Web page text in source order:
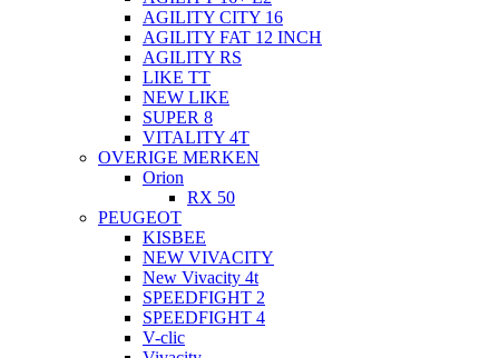
AGILITY CITY 16
AGILITY FAT 12 INCH
AGILITY RS
LIKE TT
NEW LIKE
SUPER 8
VITALITY 4T
OVERIGE MERKEN
Orion
RX 50
PEUGEOT
KISBEE
NEW VIVACITY
New Vivacity 4t
SPEEDFIGHT 2
SPEEDFIGHT 4
V-clic